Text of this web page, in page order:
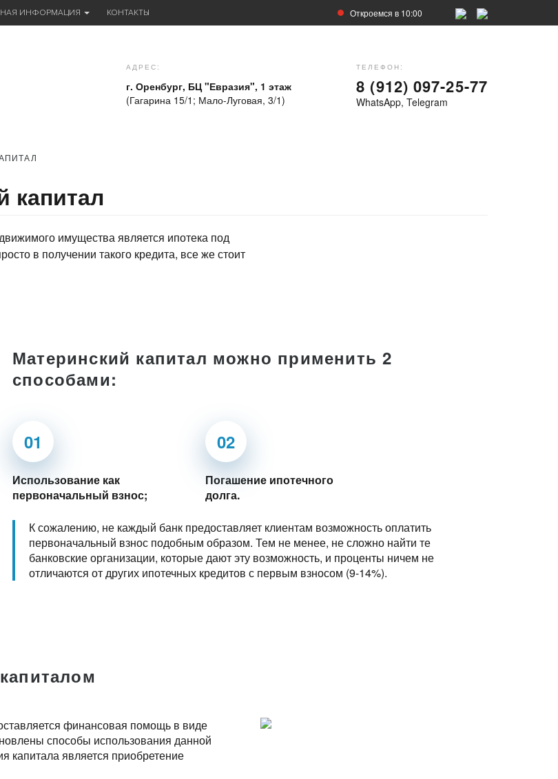
ИНФОРМАЦИЯ КОНТАКТЫ Откроемся в 10:00
АДРЕС:
г. Оренбург, БЦ "Евразия", 1 этаж
(Гагарина 15/1; Мало-Луговая, 3/1)
ТЕЛЕФОН:
8 (912) 097-25-77
WhatsApp, Telegram
капитал
имущества является ипотека под
в получении такого кредита, все же стоит
Материнский капитал можно применить 2
способами:
01
Использование как
первоначальный взнос;
02
Погашение ипотечного
долга.
К сожалению, не каждый банк предоставляет клиентам возможность оплатить
первоначальный взнос подобным образом. Тем не менее, не сложно найти те
банковские организации, которые дают эту возможность, и проценты ничем не
отличаются от других ипотечных кредитов с первым взносом (9-14%).
финансовая помощь в виде
способы использования данной
капитала является приобретение